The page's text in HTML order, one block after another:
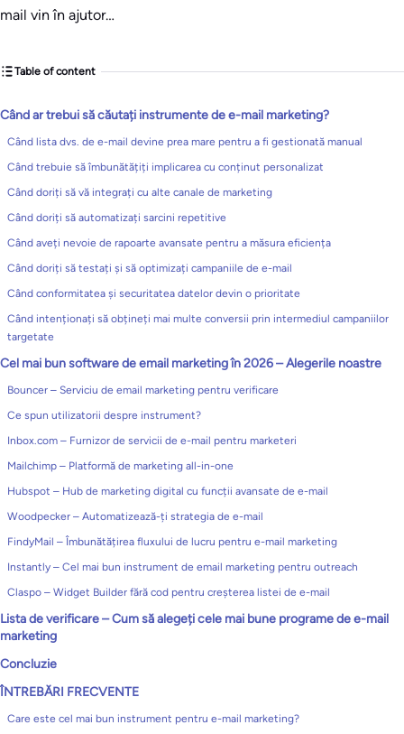
mail vin în ajutor…
Table of content
Când ar trebui să căutați instrumente de e-mail marketing?
Când lista dvs. de e-mail devine prea mare pentru a fi gestionată manual
Când trebuie să îmbunătățiți implicarea cu conținut personalizat
Când doriți să vă integrați cu alte canale de marketing
Când doriți să automatizați sarcini repetitive
Când aveți nevoie de rapoarte avansate pentru a măsura eficiența
Când doriți să testați și să optimizați campaniile de e-mail
Când conformitatea și securitatea datelor devin o prioritate
Când intenționați să obțineți mai multe conversii prin intermediul campaniilor
targetate
Cel mai bun software de email marketing în 2026 – Alegerile noastre
Bouncer – Serviciu de email marketing pentru verificare
Ce spun utilizatorii despre instrument?
Inbox.com – Furnizor de servicii de e-mail pentru marketeri
Mailchimp – Platformă de marketing all-in-one
Hubspot – Hub de marketing digital cu funcții avansate de e-mail
Woodpecker – Automatizează-ți strategia de e-mail
FindyMail – Îmbunătățirea fluxului de lucru pentru e-mail marketing
Instantly – Cel mai bun instrument de email marketing pentru outreach
Claspo – Widget Builder fără cod pentru creșterea listei de e-mail
Lista de verificare – Cum să alegeți cele mai bune programe de e-mail
marketing
Concluzie
ÎNTREBĂRI FRECVENTE
Care este cel mai bun instrument pentru e-mail marketing?